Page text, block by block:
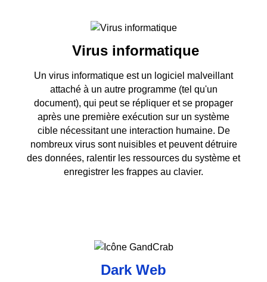
Virus informatique
Un virus informatique est un logiciel malveillant
attaché à un autre programme (tel qu'un
document), qui peut se répliquer et se propager
après une première exécution sur un système
cible nécessitant une interaction humaine. De
nombreux virus sont nuisibles et peuvent détruire
des données, ralentir les ressources du système et
enregistrer les frappes au clavier.
Dark Web